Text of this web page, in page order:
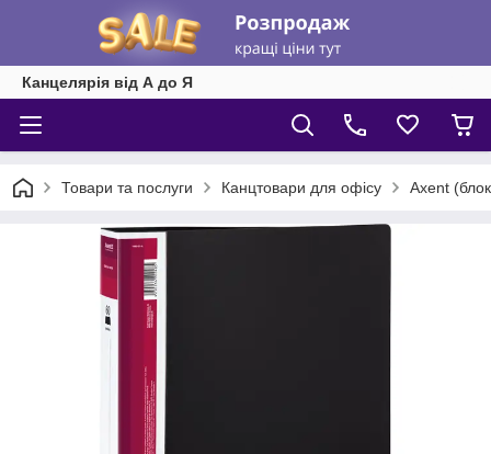
Канцелярія від А до Я
Товари та послуги Канцтовари для офісу Axent